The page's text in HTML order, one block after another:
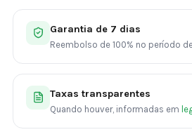
Garantia de 7 dias
Reembolso de 100% no período
Taxas transparentes
Quando houver, informadas em